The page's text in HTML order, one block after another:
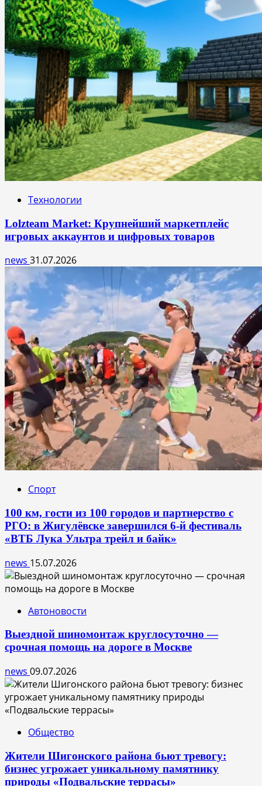
Технологии
Lolzteam Market: Крупнейший маркетплейс
игровых аккаунтов и цифровых товаров
news 31.07.2026
Спорт
100 км, гости из 100 городов и партнерство с
РГО: в Жигулёвске завершился 6-й фестиваль
«ВТБ Лука Ультра трейл и байк»
news 15.07.2026
Автоновости
Выездной шиномонтаж круглосуточно —
срочная помощь на дороге в Москве
news 09.07.2026
Общество
Жители Шигонского района бьют тревогу:
бизнес угрожает уникальному памятнику
природы «Подвальские террасы»